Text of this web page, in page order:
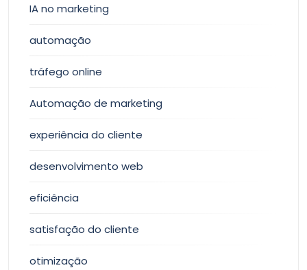
IA no marketing
automação
tráfego online
Automação de marketing
experiência do cliente
desenvolvimento web
eficiência
satisfação do cliente
otimização